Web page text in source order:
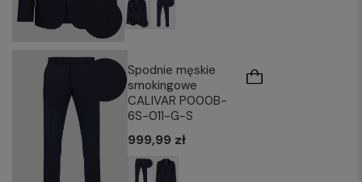
Spodnie męskie
smokingowe
CALIVAR P000B-
6S-011-G-S
999,99 zł